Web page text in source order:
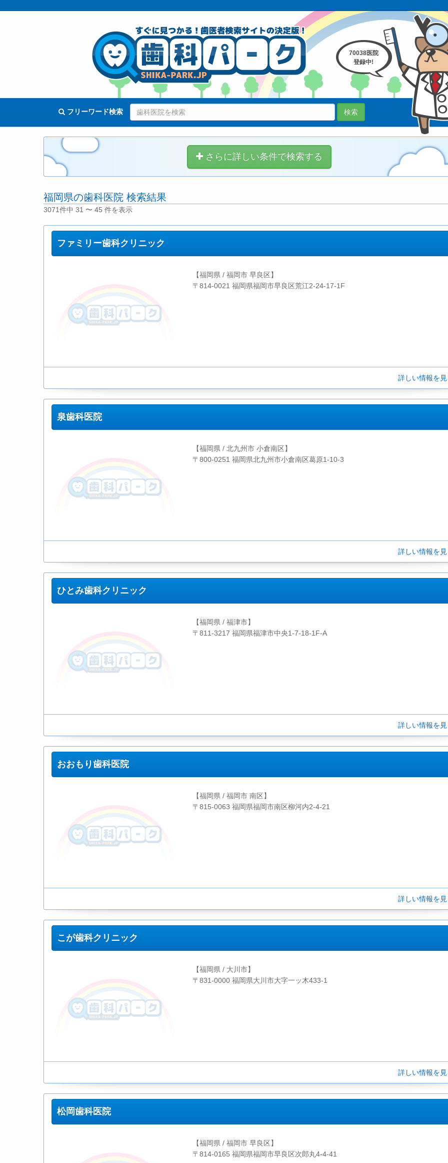
70038医院
登録中!
フリーワード検索 検索
さらに詳しい条件で検索する
福岡県の歯科医院 検索結果
3071件中 31 〜 45 件を表示
ファミリー歯科クリニック
【福岡県 / 福岡市 早良区】
〒814-0021 福岡県福岡市早良区荒江2-24-17-1F
詳しい情報を
泉歯科医院
【福岡県 / 北九州市 小倉南区】
〒800-0251 福岡県北九州市小倉南区葛原1-10-3
詳しい情報を
ひとみ歯科クリニック
【福岡県 / 福津市】
〒811-3217 福岡県福津市中央1-7-18-1F-A
詳しい情報を
おおもり歯科医院
【福岡県 / 福岡市 南区】
〒815-0063 福岡県福岡市南区柳河内2-4-21
詳しい情報を
こが歯科クリニック
【福岡県 / 大川市】
〒831-0000 福岡県大川市大字一ッ木433-1
詳しい情報を
松岡歯科医院
【福岡県 / 福岡市 早良区】
〒814-0165 福岡県福岡市早良区次郎丸4-4-41